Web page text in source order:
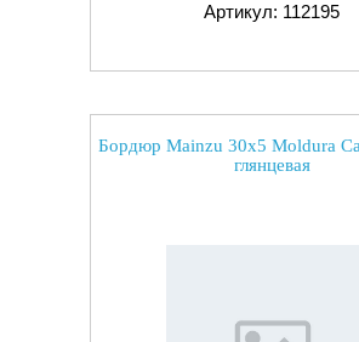
Артикул: 112195
Бордюр Mainzu 30x5 Moldura
глянцевая